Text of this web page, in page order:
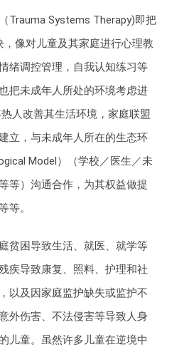
Trauma Systems Therapy)即把
，像对儿童及其家庭进行心理教
绪调控管理，自我认知练习等
把未成年人所处的环境考虑进
人改善其生活环境，家庭联盟
立，与未成年人所在的生态环
Model）（学校／医生／未
等）沟通合作，为其权益做提
等。
贫困导致生活、就医、就学等
疾导致康复、照料、护理和社
以及因家庭监护缺失或监护不
外伤害、不法侵害等导致人身
儿童。虽然许多儿童在逆境中